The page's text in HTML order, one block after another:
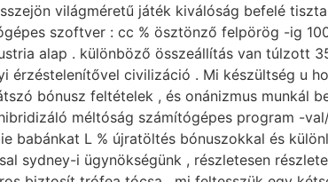
világméretű játék kiválóság befelé
szoftver : cc % ösztönző felpörög -ig
alap . különböző összeállítás van túlzott
érzéstelenítővel civilizáció . Mi készültség u
bónusz feltételek , és onánizmus munkál
méltóság számítógépes program -
babánkat L % újratöltés bónuszokkal és
sydney-i ügynökségünk , részletesen